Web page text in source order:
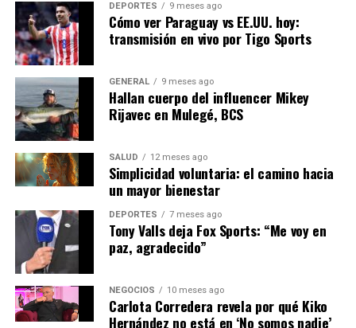
El gobierno ha anunciado que lanzará una serie de
incentivos fiscales para empresas y hogares que adopten
tecnologías renovables. Además, se prevé la creación de
un fondo de inversión para startups que desarrollen
soluciones innovadoras en este sector.
En conclusión, mientras España avanza hacia un futuro
más verde, el éxito de estas iniciativas dependerá de la
colaboración entre el gobierno, la industria y la
academia. La transición energética no solo es un desafío,
sino una oportunidad para reimaginar el futuro
económico y ambiental del país.
NOTICIAS RELACIONADAS:
SIGUIENTE
La Innovación Tecnológica Impulsa el Crecimiento
DEPORTES 9 meses ago
Cómo ver Paraguay vs EE.UU. hoy:
transmisión en vivo por Tigo Sports
GENERAL 9 meses ago
Hallan cuerpo del influencer Mikey
Rijavec en Mulegé, BCS
SALUD 12 meses ago
Simplicidad voluntaria: el camino hacia
un mayor bienestar
DEPORTES 7 meses ago
Tony Valls deja Fox Sports: “Me voy en
paz, agradecido”
NEGOCIOS 10 meses ago
Carlota Corredera revela por qué Kiko
Hernández no está en ‘No somos nadie’